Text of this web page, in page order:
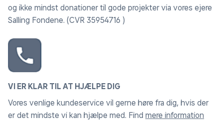
og ikke mindst donationer til gode projekter via vores ejere
Salling Fondene. (CVR 35954716 )
VI ER KLAR TIL AT HJÆLPE DIG
Vores venlige kundeservice vil gerne høre fra dig, hvis der
er det mindste vi kan hjælpe med. Find mere information